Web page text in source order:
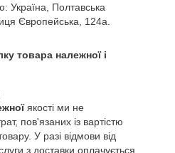
Україна, Полтавська
Європейська, 124а.
товара належної і
якості ми не
пов'язаних із вартістю
У разі відмови від
з доставки оплачується